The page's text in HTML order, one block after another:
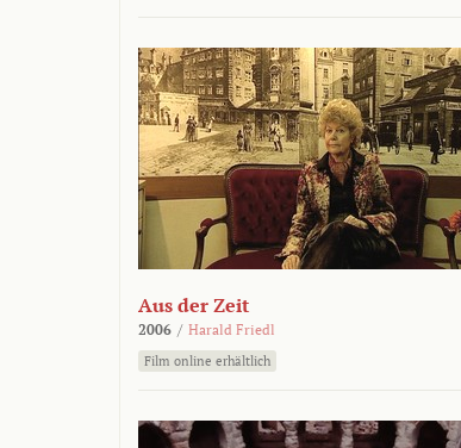
Aus der Zeit
2006 / Harald Friedl
Film online erhältlich